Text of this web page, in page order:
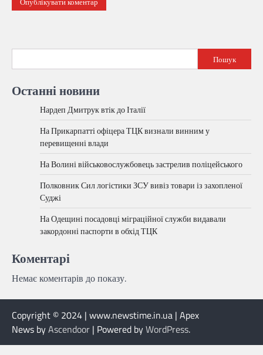
Пошук
Останні новини
Нардеп Дмитрук втік до Італії
На Прикарпатті офіцера ТЦК визнали винним у
перевищенні влади
На Волині військовослужбовець застрелив поліцейського
Полковник Сил логістики ЗСУ вивіз товари із захопленої
Суджі
На Одещині посадовці міграційної служби видавали
закордонні паспорти в обхід ТЦК
Коментарі
Немає коментарів до показу.
Copyright © 2024 | www.newstime.in.ua | Apex
News byAscendoor | Powered byWordPress.